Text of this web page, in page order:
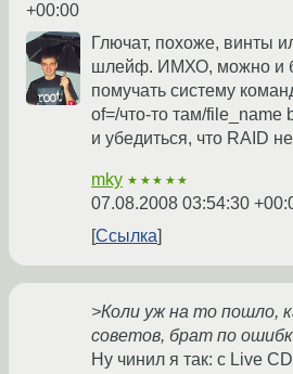
+00:00
Глючат, похоже, винты
шлейф. ИМХО, можно и
помучать систему
of=/что-то там/file_name
и убедиться, что RAID
mky ★★★★★
07.08.2008 03:54:30
Ссылка
>Коли уж на то пошло,
советов, брат по
Ну чинил я так: с Live